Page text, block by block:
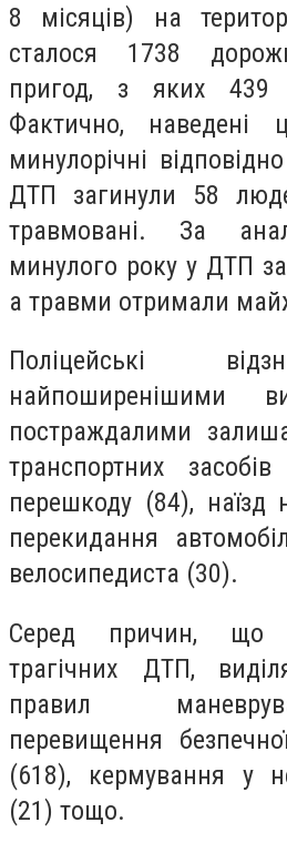
8 місяців) на
сталося 1738
пригод, з яких 439
Фактично, наведені
минулорічні
ДТП загинули 58
травмовані. За
минулого року у ДТП
а травми отримали
Поліцейські
постраждалими
транспортних
перешкоду (84), наїзд
перекидання
велосипедиста (30).
Серед причин, що
трагічних ДТП,
правил
перевищення
(618), кермування у
(21) тощо.